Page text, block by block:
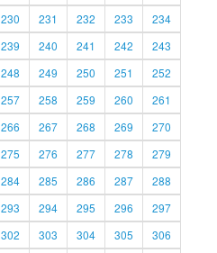
230 231 232 233
234
239 240 241 242
243
248 249 250 251
252
257 258 259 260
261
266 267 268 269
270
275 276 277 278
279
284 285 286 287
288
293 294 295 296
297
302 303 304 305
306